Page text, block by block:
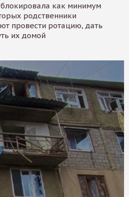
как минимум
родственники
провести ротацию, дать
их домой